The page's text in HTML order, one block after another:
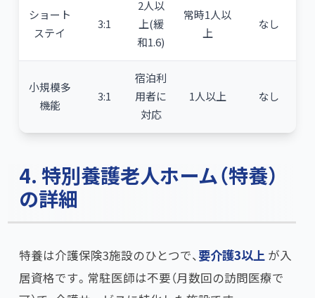
ショート
ステイ
3:1
2人以
上(緩
和1.6)
常時1人以
上
なし
小規模多
機能
3:1
宿泊利
用者に
対応
1人以上 なし
4. 特別養護老人ホーム（特養）
の詳細
特養は介護保険3施設のひとつで、​ 要介護3以上 が入
居資格です。常駐医師は不要（月数回の訪問医療で